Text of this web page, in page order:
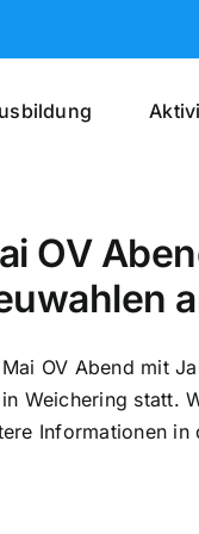
OV
OV Abend mit
Weichering statt.
Informationen